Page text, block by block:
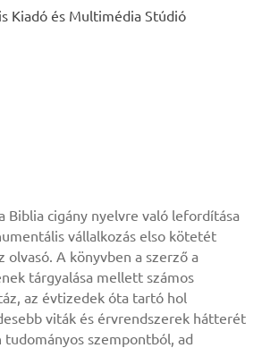
Kiadó és Multimédia Stúdió
Biblia cigány nyelvre való lefordítása
vállalkozás elso kötetét
olvasó. A könyvben a szerző a
tárgyalása mellett számos
az évtizedek óta tartó hol
viták és érvrendszerek hátterét
szempontból, ad